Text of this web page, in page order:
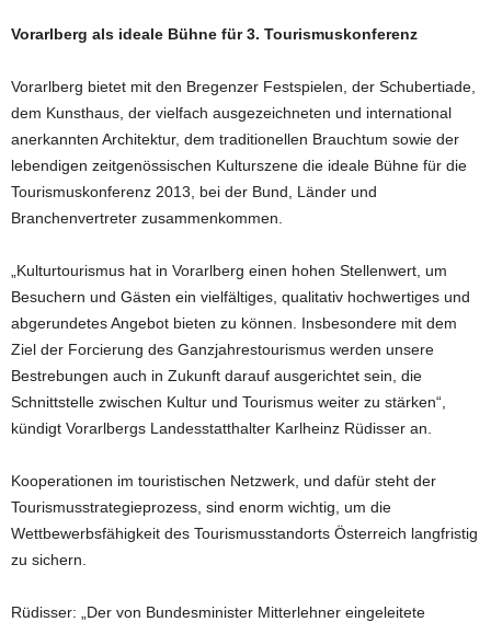
Vorarlberg als ideale Bühne für 3. Tourismuskonferenz
Vorarlberg bietet mit den Bregenzer Festspielen, der Schubertiade,
dem Kunsthaus, der vielfach ausgezeichneten und international
anerkannten Architektur, dem traditionellen Brauchtum sowie der
lebendigen zeitgenössischen Kulturszene die ideale Bühne für die
Tourismuskonferenz 2013, bei der Bund, Länder und
Branchenvertreter zusammenkommen.
„Kulturtourismus hat in Vorarlberg einen hohen Stellenwert, um
Besuchern und Gästen ein vielfältiges, qualitativ hochwertiges und
abgerundetes Angebot bieten zu können. Insbesondere mit dem
Ziel der Forcierung des Ganzjahrestourismus werden unsere
Bestrebungen auch in Zukunft darauf ausgerichtet sein, die
Schnittstelle zwischen Kultur und Tourismus weiter zu stärken“,
kündigt Vorarlbergs Landesstatthalter Karlheinz Rüdisser an.
Kooperationen im touristischen Netzwerk, und dafür steht der
Tourismusstrategieprozess, sind enorm wichtig, um die
Wettbewerbsfähigkeit des Tourismusstandorts Österreich langfristig
zu sichern.
Rüdisser: „Der von Bundesminister Mitterlehner eingeleitete